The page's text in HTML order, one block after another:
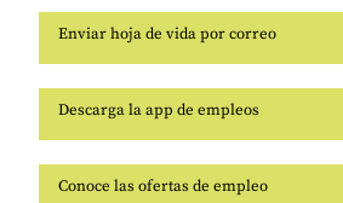
Enviar hoja de vida por correo
Descarga la app de empleos
Conoce las ofertas de empleo